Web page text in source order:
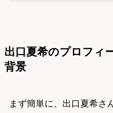
出口夏希のプロフィ
背景
まず簡単に、出口夏希さ